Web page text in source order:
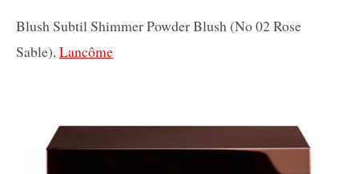
Blush Subtil Shimmer Powder Blush (No 02 Rose
Sable), Lancôme